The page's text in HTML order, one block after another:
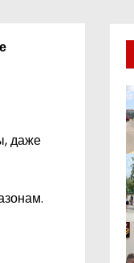
даже